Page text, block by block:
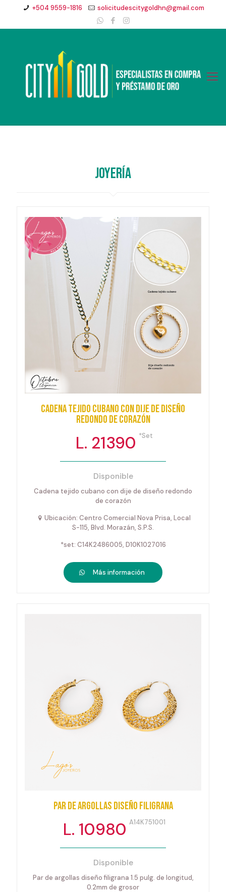
+504 9559-1816 solicitudescitygoldhn@gmail.com
Joyería
Cadena tejido cubano con dije de diseño
redondo de corazón
L. 21390 *Set
Disponible
Cadena tejido cubano con dije de diseño redondo
de corazón
Ubicación: Centro Comercial Nova Prisa, Local
S-115, Blvd. Morazán, S.P.S.
*set: C14K2486005, D10K1027016
Más información
Par de argollas diseño filigrana
L. 10980 A14K751001
Disponible
Par de argollas diseño filigrana 1.5 pulg. de longitud,
0.2mm de grosor